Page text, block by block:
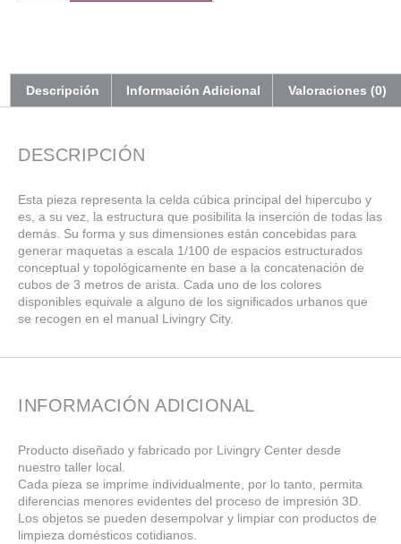
Descripción Información Adicional Valoraciones (0)
DESCRIPCIÓN
Esta pieza representa la celda cúbica principal del hipercubo y
es, a su vez, la estructura que posibilita la inserción de todas las
demás. Su forma y sus dimensiones están concebidas para
generar maquetas a escala 1/100 de espacios estructurados
conceptual y topológicamente en base a la concatenación de
cubos de 3 metros de arista. Cada uno de los colores
disponibles equivale a alguno de los significados urbanos que
se recogen en el manual Livingry City.
INFORMACIÓN ADICIONAL
Producto diseñado y fabricado por Livingry Center desde
nuestro taller local.
Cada pieza se imprime individualmente, por lo tanto, permita
diferencias menores evidentes del proceso de impresión 3D.
Los objetos se pueden desempolvar y limpiar con productos de
limpieza domésticos cotidianos.